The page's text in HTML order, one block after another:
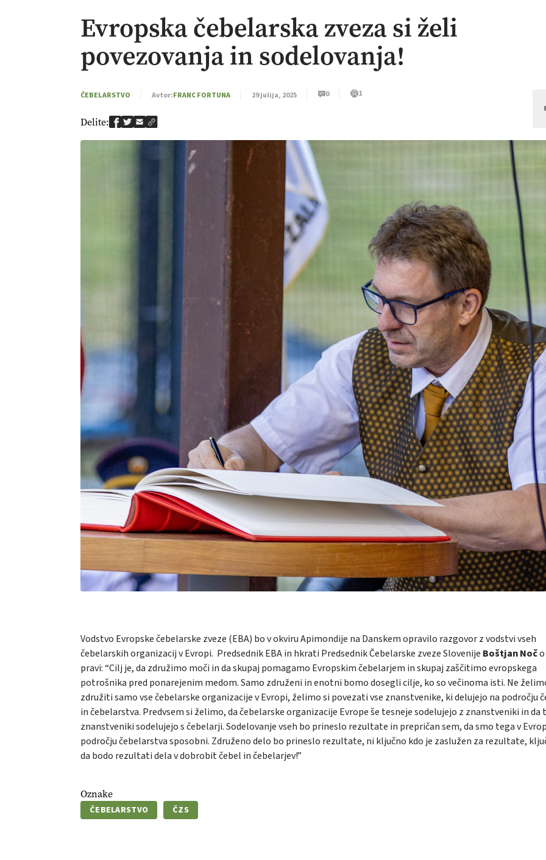
Evropska čebelarska zveza si želi
povezovanja in sodelovanja!
ČEBELARSTVO Avtor:FRANC FORTUNA 29 julija, 2025 0 1
Delite:
Vodstvo Evropske čebelarske zveze (EBA) bo v okviru Apimondije na Danskem opravilo razgovor z vodstvi vseh
čebelarskih organizacij v Evropi. Predsednik EBA in hkrati Predsednik Čebelarske zveze Slovenije Boštjan Noč
pravi: “Cilj je, da združimo moči in da skupaj pomagamo Evropskim čebelarjem in skupaj zaščitimo evropskega
potrošnika pred ponarejenim medom. Samo združeni in enotni bomo dosegli cilje, ko so večinoma isti. Ne
združiti samo vse čebelarske organizacije v Evropi, želimo si povezati vse znanstvenike, ki delujejo na področju
in čebelarstva. Predvsem si želimo, da čebelarske organizacije Evrope še tesneje sodelujejo z znanstveniki in da
znanstveniki sodelujejo s čebelarji. Sodelovanje vseh bo prineslo rezultate in prepričan sem, da smo tega v
področju čebelarstva sposobni. Združeno delo bo prineslo rezultate, ni ključno kdo je zaslužen za rezultate,
da bodo rezultati dela v dobrobit čebel in čebelarjev!”
Oznake
ČEBELARSTVO ČZS